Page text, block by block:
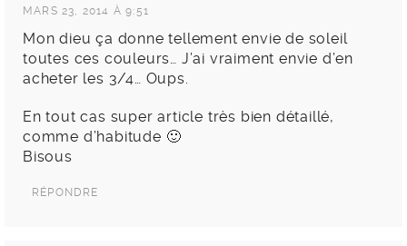
MARS 23, 2014 À 9:51
Mon dieu ça donne tellement envie de soleil
toutes ces couleurs… J’ai vraiment envie d’en
acheter les 3/4… Oups.
En tout cas super article très bien détaillé,
comme d’habitude 🙂
Bisous
RÉPONDRE